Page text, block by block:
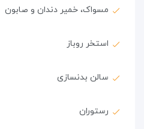
مسواک، خمیر دندان و صابون
استخر روباز
سالن بدنسازی
رستوران